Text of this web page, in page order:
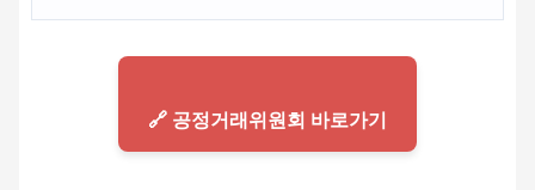
🔗 공정거래위원회 바로가기